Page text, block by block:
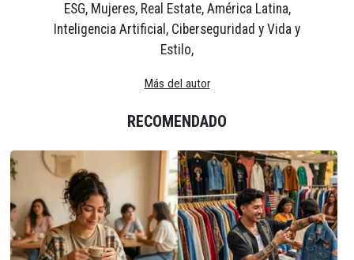
ESG, Mujeres, Real Estate, América Latina,
Inteligencia Artificial, Ciberseguridad y Vida y
Estilo,
Más del autor
RECOMENDADO